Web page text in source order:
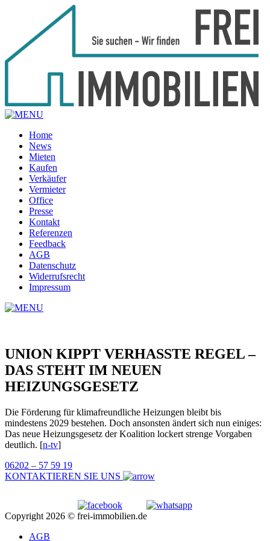
Home
News
Mieten
Kaufen
Verkäufer
Vermieter
Office
Presse
Kontakt
Referenzen
Feedback
AGB
Datenschutz
Widerrufsrecht
Impressum
UNION KIPPT VERHASSTE REGEL –
DAS STEHT IM NEUEN
HEIZUNGSGESETZ
Die Förderung für klimafreundliche Heizungen bleibt bis
mindestens 2029 bestehen. Doch ansonsten ändert sich nun einiges:
Das neue Heizungsgesetz der Koalition lockert strenge Vorgaben
deutlich. [n-tv]
06202 – 57 59 19
KONTAKTIEREN SIE UNS
Copyright 2026 © frei-immobilien.de
AGB